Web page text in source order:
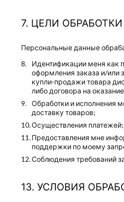
ЦЕЛИ ОБРАБОТКИ
Персональные данные
Идентификации меня как
оформления заказа и/или
купли-продажи товара
либо договора на
Обработки и исполнения
доставку товаров;
Осуществления платежей;
Предоставления мне
поддержки по моему
Соблюдения требований
УСЛОВИЯ